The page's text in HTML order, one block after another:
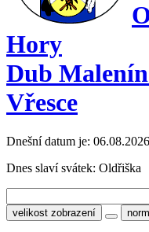
Hory
Dub
Vřesce
Dnešní datum je: 06.08.2026
Dnes slaví svátek: Oldřiška
velikost zobrazení